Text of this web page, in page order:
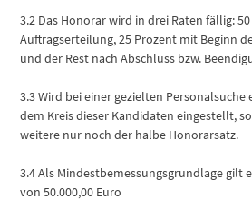
3.2 Das Honorar wird in drei Raten fällig:
Auftragserteilung, 25 Prozent mit Beginn
und der Rest nach Abschluss bzw.
3.3 Wird bei einer gezielten Personalsuche
dem Kreis dieser Kandidaten eingestellt,
weitere nur noch der halbe Honorarsatz.
3.4 Als Mindestbemessungsgrundlage gilt
von 50.000,00 Euro